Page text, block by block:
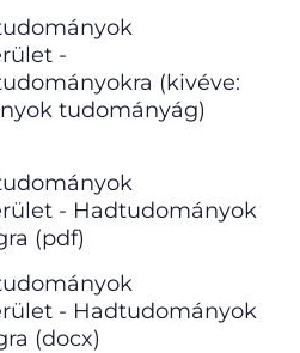
-
(kivéve:
tudományág)
- Hadtudományok
(pdf)
- Hadtudományok
(docx)